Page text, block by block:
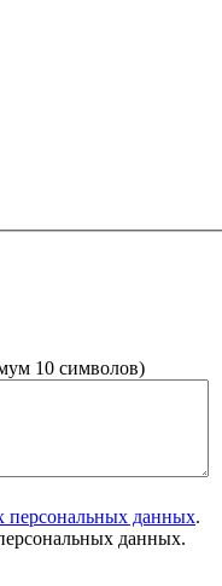
10 символов)
персональных данных.
данных.